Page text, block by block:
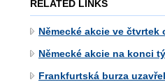
RELATED LINKS
Německé akcie ve čtvrtek
Německé akcie na konci
Frankfurtská burza